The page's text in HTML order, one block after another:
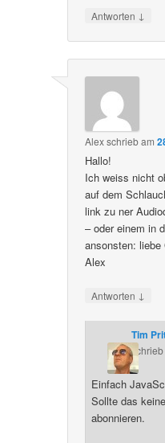
Antworten ↓
Alexschriebam
Hallo!
Ich weiss nicht
auf dem
link zu ner
– oder einem in
ansonsten: liebe
Alex
Antworten ↓
Tim
schrieb
Einfach
Sollte das
abonnieren.